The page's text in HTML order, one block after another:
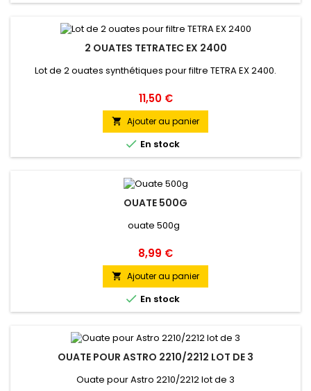
2 OUATES TETRATEC EX 2400
Lot de 2 ouates synthétiques pour filtre TETRA EX 2400.
Prix
11,50 €
 Ajouter au panier
 En stock
OUATE 500G
ouate 500g
Prix
8,99 €
 Ajouter au panier
 En stock
OUATE POUR ASTRO 2210/2212 LOT DE 3
Ouate pour Astro 2210/2212 lot de 3